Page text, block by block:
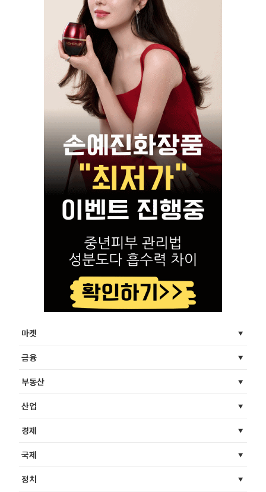
마켓
금융
부동산
산업
경제
국제
정치